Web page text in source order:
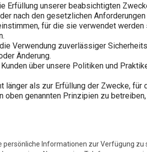
Erfüllung unserer beabsichtigten
nach den gesetzlichen Anforderungen
für die sie verwendet
Verwendung zuverlässiger
Änderung.
über unsere Politiken und
als zur Erfüllung der Zwecke,
genannten Prinzipien zu
Informationen zur Verfügung